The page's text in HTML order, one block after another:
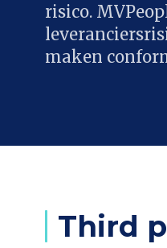
risico.
maken
Third